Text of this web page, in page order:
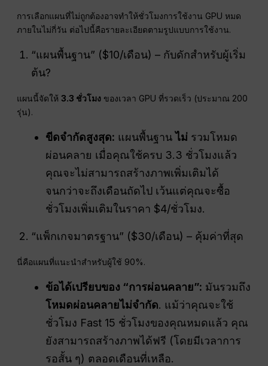
การเลือกแผนที่ไม่ถูกต้องอาจทำให้ชั่วโมงการใช้งาน GPU หมด
ภายในไม่กี่วัน ต่อไปนี้คือรายละเอียดตามรูปแบบการใช้งาน.
“แผนพื้นฐาน” ($10/เดือน) – กับดักสำหรับผู้เริ่ม
ต้น?
แผนนี้จัดให้3.3 ชั่วโมง ของเวลา GPU ที่รวดเร็ว (ประมาณ 200
รุ่น).
ขีดจำกัดสูงสุด: แผนพื้นฐานไม่ รวมโหมด
ผ่อนคลาย เมื่อคุณใช้ครบ 3.3 ชั่วโมงแล้ว
คุณจะไม่สามารถสร้างภาพเพิ่มเติมได้
จนกว่าจะถึงเดือนถัดไป เว้นแต่คุณจะซื้อ
ชั่วโมงเพิ่มเติมในราคา $4/ชั่วโมง.
“แพ็กเกจมาตรฐาน” ($30/เดือน) – คุ้มค่าที่สุด
นี่คือแผนที่แนะนำสำหรับผู้ใช้ 90%.
ข้อได้เปรียบของ “การผ่อนคลาย”: มันรวมถึง
โหมดผ่อนคลายไม่จำกัด. แม้ว่าคุณจะใช้
ชั่วโมง Fast 15 ชั่วโมงของคุณหมดแล้ว คุณ
ยังสามารถสร้างภาพได้ฟรี (โดยมีเวลาการ
รอสั้น ๆ) ตลอดเดือนที่เหลือ.